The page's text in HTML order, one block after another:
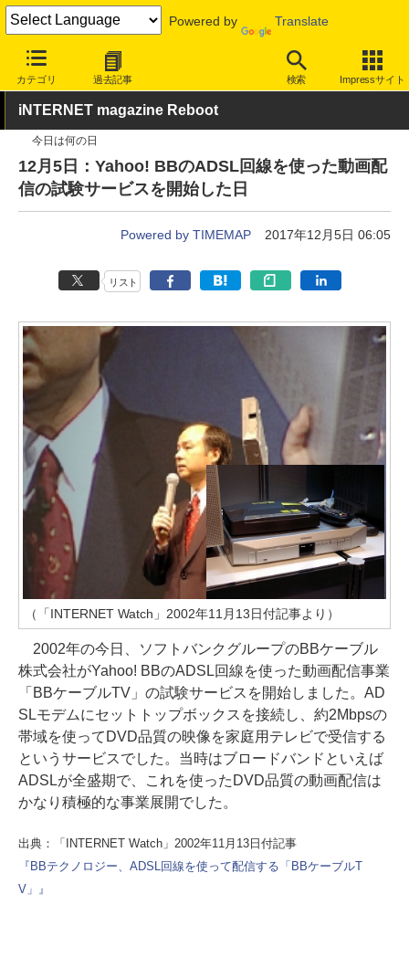
Powered by Translate
カテゴリ 過去記事 検索 Impressサイト
INTERNET Watch サービス/ソフト サービス 画像/動画
iNTERNET magazine Reboot
今日は何の日
12月5日：Yahoo! BBのADSL回線を使った動画配
信の試験サービスを開始した日
Powered by TIMEMAP 2017年12月5日 06:05
リスト
（「INTERNET Watch」2002年11月13日付記事より）
2002年の今日、ソフトバンクグループのBBケーブル
株式会社がYahoo! BBのADSL回線を使った動画配信事業
「BBケーブルTV」の試験サービスを開始しました。AD
SLモデムにセットトップボックスを接続し、約2Mbpsの
帯域を使ってDVD品質の映像を家庭用テレビで受信する
というサービスでした。当時はブロードバンドといえば
ADSLが全盛期で、これを使ったDVD品質の動画配信は
かなり積極的な事業展開でした。
出典：「INTERNET Watch」2002年11月13日付記事
『BBテクノロジー、ADSL回線を使って配信する「BBケーブルT
V」』